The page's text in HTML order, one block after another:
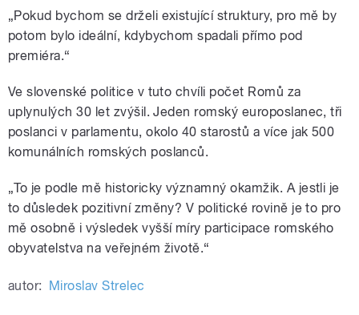
„Pokud bychom se drželi existující struktury, pro mě by
potom bylo ideální, kdybychom spadali přímo pod
premiéra.“
Ve slovenské politice v tuto chvíli počet Romů za
uplynulých 30 let zvýšil. Jeden romský europoslanec, tři
poslanci v parlamentu, okolo 40 starostů a více jak 500
komunálních romských poslanců.
„To je podle mě historicky významný okamžik. A jestli je
to důsledek pozitivní změny? V politické rovině je to pro
mě osobně i výsledek vyšší míry participace romského
obyvatelstva na veřejném životě.“
autor: Miroslav Strelec